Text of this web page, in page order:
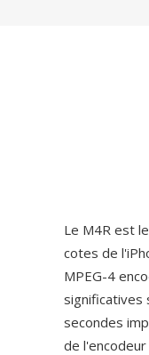
Le M4R est
cotes de
MPEG-4
significatives
secondes
de